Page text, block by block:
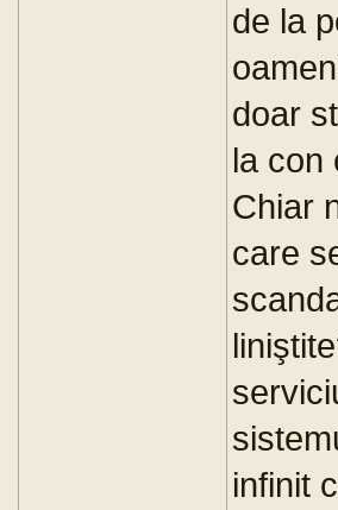
de la
doar
la con
Chiar
care
infinit